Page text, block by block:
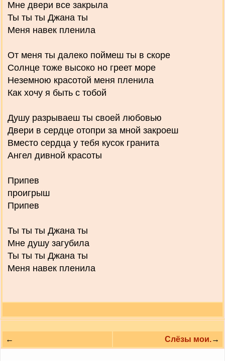
Мне двери все закрыла
Ты ты ты Джана ты
Меня навек пленила
От меня ты далеко поймеш ты в скоре
Солнце тоже высоко но греет море
Неземною красотой меня пленила
Как хочу я быть с тобой
Душу разрываеш ты своей любовью
Двери в сердце отопри за мной закроеш
Вместо сердца у тебя кусок гранита
Ангел дивной красоты
Припев
проигрыш
Припев
Ты ты ты Джана ты
Мне душу загубила
Ты ты ты Джана ты
Меня навек пленила
← Слёзы мои.→